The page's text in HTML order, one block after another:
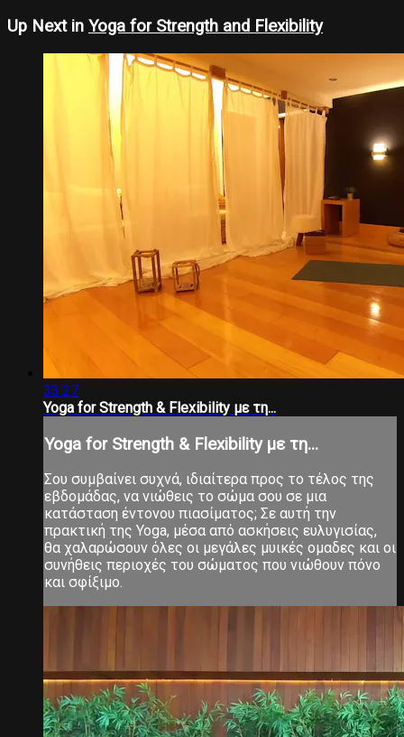
Up Next in Yoga for Strength and Flexibility
33:27
Yoga for Strength & Flexibility με τη...
Yoga for Strength & Flexibility με τη...
Σου συμβαίνει συχνά, ιδιαίτερα προς το τέλος της
εβδομάδας, να νιώθεις το σώμα σου σε μια
κατάσταση έντονου πιασίματος; Σε αυτή την
πρακτική της Yoga, μέσα από ασκήσεις ευλυγισίας,
θα χαλαρώσουν όλες οι μεγάλες μυικές ομαδες και οι
συνήθεις περιοχές του σώματος που νιώθουν πόνο
και σφίξιμο.